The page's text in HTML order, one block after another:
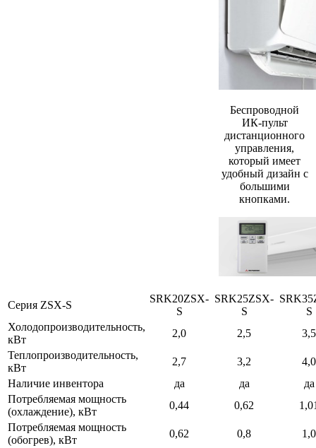
Беспроводной
ИК-пульт
дистанционного
управления,
который имеет
удобный дизайн с
большими
кнопками.
Серия ZSX-S
SRK20ZSX-
S
SRK25ZSX-
S
S
Холодопроизводительность,
кВт
2,0 2,5
3,5
Теплопроизводительность,
кВт
2,7 3,2
4,0
Наличие инвентора
да да
да
Потребляемая мощность
(охлаждение), кВт
0,44 0,62
Потребляемая мощность
(обогрев), кВт
0,62 0,8
1,0